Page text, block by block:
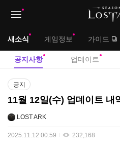
대
새소식 게임정보 가이드
메
공지사항 업데이트
공
사
항
공지
11월 12일(수) 업데이트 내
LOST ARK
2025.11.12 00:59 232,168